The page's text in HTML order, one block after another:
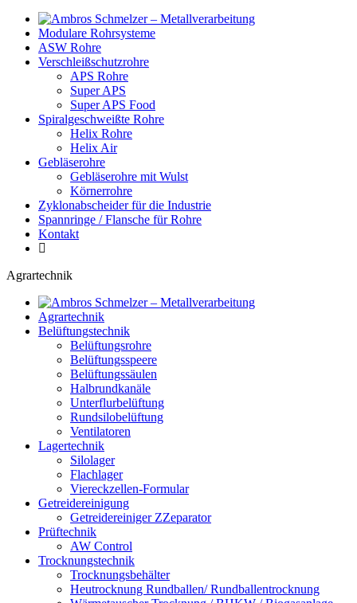
Modulare Rohrsysteme
ASW Rohre
Verschleißschutzrohre
APS Rohre
Super APS
Super APS Food
Spiralgeschweißte Rohre
Helix Rohre
Helix Air
Gebläserohre
Gebläserohre mit Wulst
Körnerrohre
Zyklonabscheider für die Industrie
Spannringe / Flansche für Rohre
Kontakt
Agrartechnik
Agrartechnik
Belüftungstechnik
Belüftungsrohre
Belüftungsspeere
Belüftungssäulen
Halbrundkanäle
Unterflurbelüftung
Rundsilobelüftung
Ventilatoren
Lagertechnik
Silolager
Flachlager
Viereckzellen-Formular
Getreidereinigung
Getreidereiniger ZZeparator
Prüftechnik
AW Control
Trocknungstechnik
Trocknungsbehälter
Heutrocknung Rundballen/ Rundballentrocknung